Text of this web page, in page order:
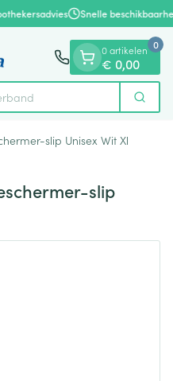
Snelle
Zoek
0 artikelen
€ 0,00
0
slip Unisex Wit Xl
slip